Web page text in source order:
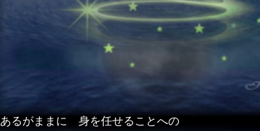
あるがままに 身を任せることへの